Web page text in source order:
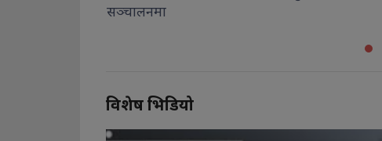
विशेष भिडियो